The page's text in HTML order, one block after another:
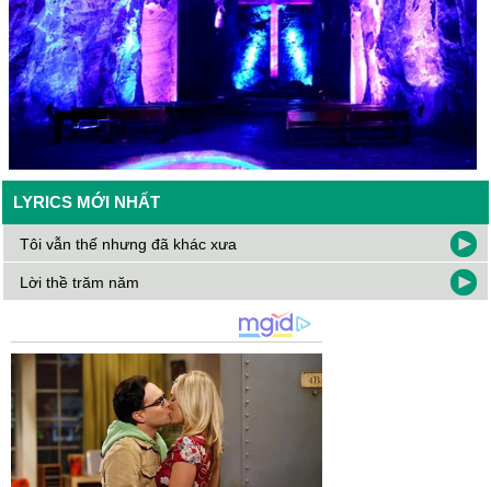
LYRICS MỚI NHẤT
Tôi vẫn thế nhưng đã khác xưa
Lời thề trăm năm